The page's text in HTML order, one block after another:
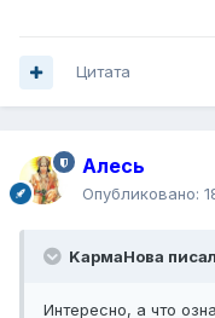
Цитата
Алесь
Опубликовано:
KармаНова
Интересно, а что